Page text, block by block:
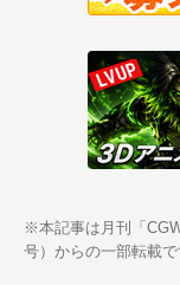
※本記事は月刊「
号）からの一部転載で